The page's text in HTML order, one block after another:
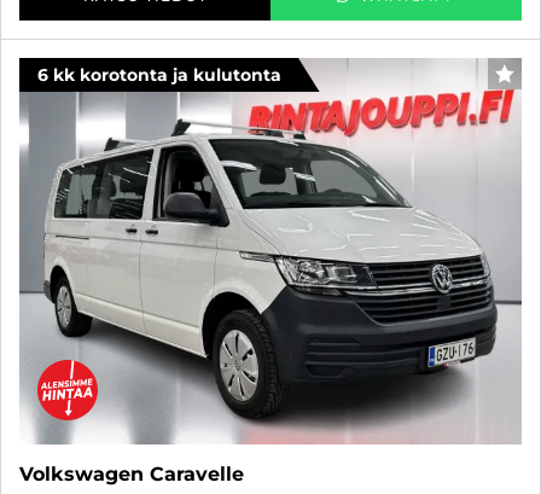
6 kk korotonta ja kulutonta
Volkswagen Caravelle